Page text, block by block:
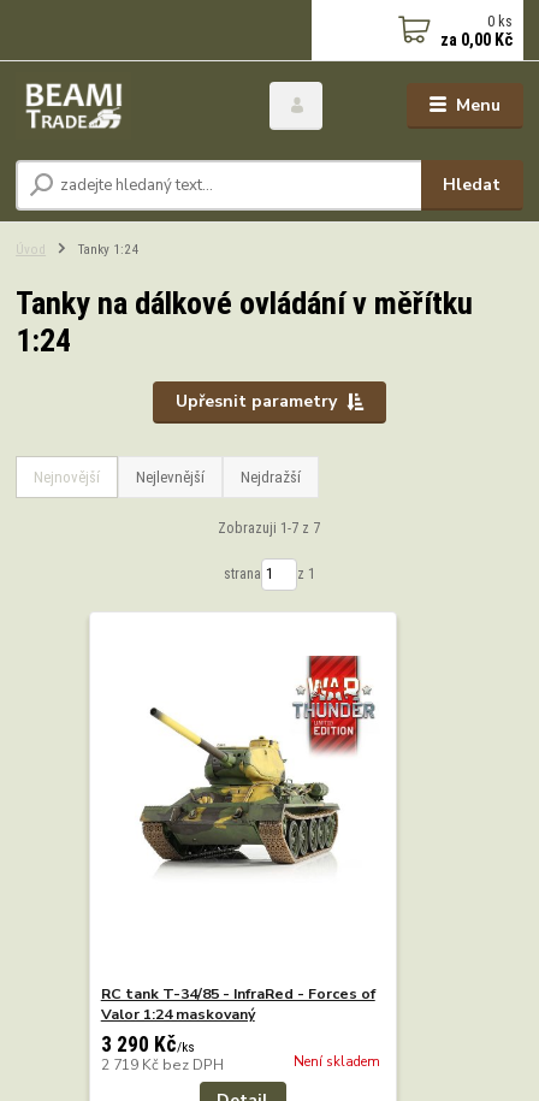
Menu
Hledat
0 ks
za 0,00 Kč
Úvod Tanky 1:24
Tanky na dálkové ovládání v měřítku
1:24
Upřesnit parametry
Nejnovější Nejlevnější Nejdražší
Zobrazuji 1-7 z 7
strana z 1
RC tank T-34/85 - InfraRed - Forces of
Valor 1:24 maskovaný
3 290 Kč/ks
2 719 Kč bez DPH Není skladem